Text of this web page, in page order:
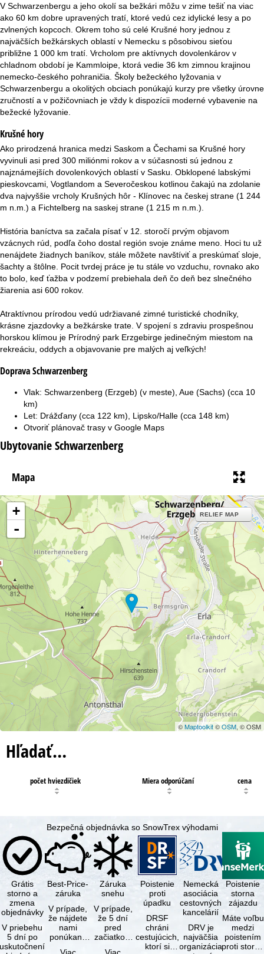
V Schwarzenbergu a jeho okolí sa bežkári môžu v zime tešiť na viac
ako 60 km dobre upravených tratí, ktoré vedú cez idylické lesy a po
zvlnených kopcoch. Okrem toho sú celé Krušné hory jednou z
najväčších bežkárskych oblastí v Nemecku s pôsobivou sieťou
približne 1 000 km tratí. Vrcholom pre aktívnych dovolenkárov v
chladnom období je Kammloipe, ktorá vedie 36 km zimnou krajinou
nemecko-českého pohraničia. Školy bežeckého lyžovania v
Schwarzenbergu a okolitých obciach ponúkajú kurzy pre všetky úrovne
zručností a v požičovniach je vždy k dispozícii moderné vybavenie na
bežecké lyžovanie.
Krušné hory
Ako prirodzená hranica medzi Saskom a Čechami sa Krušné hory
vyvinuli asi pred 300 miliónmi rokov a v súčasnosti sú jednou z
najznámejších dovolenkových oblastí v Sasku. Obklopené labskými
pieskovcami, Vogtlandom a Severočeskou kotlinou čakajú na zdolanie
dva najvyššie vrcholy Krušných hôr - Klínovec na českej strane (1 244
m n.m.) a Fichtelberg na saskej strane (1 215 m n.m.).
História baníctva sa začala písať v 12. storočí prvým objavom
vzácnych rúd, podľa čoho dostal región svoje známe meno. Hoci tu už
nenájdete žiadnych baníkov, stále môžete navštíviť a preskúmať sloje,
šachty a štôlne. Pocit tvrdej práce je tu stále vo vzduchu, rovnako ako
to bolo, keď ťažba v podzemí prebiehala deň čo deň bez slnečného
žiarenia asi 600 rokov.
Atraktívnou prírodou vedú udržiavané zimné turistické chodníky,
krásne zjazdovky a bežkárske trate. V spojení s zdraviu prospešnou
horskou klímou je Prírodný park Erzgebirge jedinečným miestom na
rekreáciu, oddych a objavovanie pre malých aj veľkých!
Doprava Schwarzenberg
Vlak: Schwarzenberg (Erzgeb) (v meste), Aue (Sachs) (cca 10
km)
Let: Drážďany (cca 122 km), Lipsko/Halle (cca 148 km)
Otvoriť plánovač trasy v Google Maps
Ubytovanie Schwarzenberg
Mapa
+
-
RELIEF MAP
©Maptoolkit©OSM, © OSM
Hľadať…
počet hviezdičiek Miera odporúčaní cena
Bezpečná objednávka so SnowTrex výhodami
Grátis
storno a
zmena
objednávky
V priebehu
5 dní po
uskutočnení
Best-Price-
záruka
V prípade,
že nájdete
nami
ponúkaný
Záruka
snehu
V prípade,
že 5 dní
pred
začiatkom
Poistenie
proti
úpadku
DRSF
chráni
cestujúcich,
ktorí si
Nemecká
asociácia
cestovných
kancelárií
DRV je
najväčšia
organizácia
Poistenie
storna
zájazdu
Máte voľbu
medzi
poistením
proti stornu